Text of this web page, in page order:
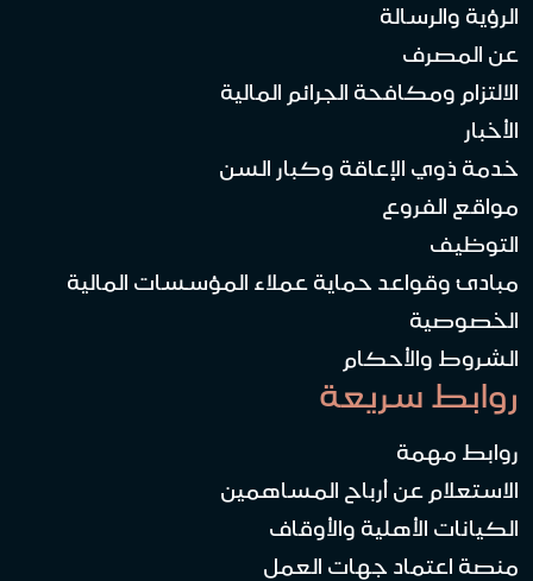
الرؤية والرسالة
عن المصرف
الالتزام ومكافحة الجرائم المالية
الأخبار
خدمة ذوي الإعاقة وكبار السن
مواقع الفروع
التوظيف
مبادئ وقواعد حماية عملاء المؤسسات المالية
الخصوصية
الشروط والأحكام
روابط سريعة
روابط مهمة
الاستعلام عن أرباح المساهمين
الكيانات الأهلية والأوقاف
منصة اعتماد جهات العمل